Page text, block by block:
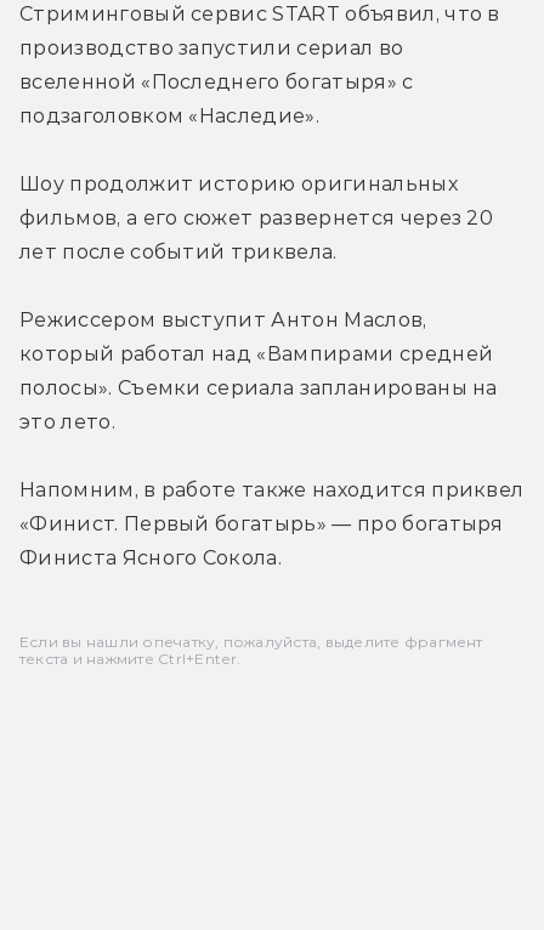
Стриминговый сервис START объявил, что в
производство запустили сериал во
вселенной «Последнего богатыря» с
подзаголовком «Наследие».
Шоу продолжит историю оригинальных
фильмов, а его сюжет развернется через 20
лет после событий триквела.
Режиссером выступит Антон Маслов,
который работал над «Вампирами средней
полосы». Съемки сериала запланированы на
это лето.
Напомним, в работе также находится приквел
«Финист. Первый богатырь» — про богатыря
Финиста Ясного Сокола.
Если вы нашли опечатку, пожалуйста, выделите фрагмент
текста и нажмите Ctrl+Enter.